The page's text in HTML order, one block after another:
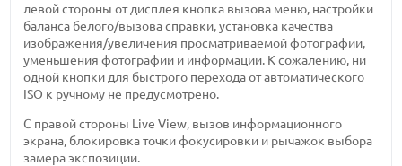
левой стороны от дисплея кнопка вызова меню, настройки
баланса белого/вызова справки, установка качества
изображения/увеличения просматриваемой фотографии,
уменьшения фотографии и информации. К сожалению, ни
одной кнопки для быстрого перехода от автоматического
ISO к ручному не предусмотрено.
С правой стороны Live View, вызов информационного
экрана, блокировка точки фокусировки и рычажок выбора
замера экспозиции.